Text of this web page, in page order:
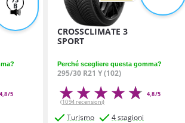
B
4,8/5
CROSSCLIMATE 3
SPORT
Perché scegliere questa gomma?
295/30 R21 Y (102)
4,8/5
(1094 recensioni)
Turismo
4 stagioni